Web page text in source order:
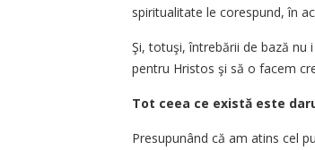
spiritualitate le corespund, în
Şi, totuşi, întrebării de bază nu
pentru Hristos şi să o facem
Tot ceea ce există este
Presupunând că am atins cel